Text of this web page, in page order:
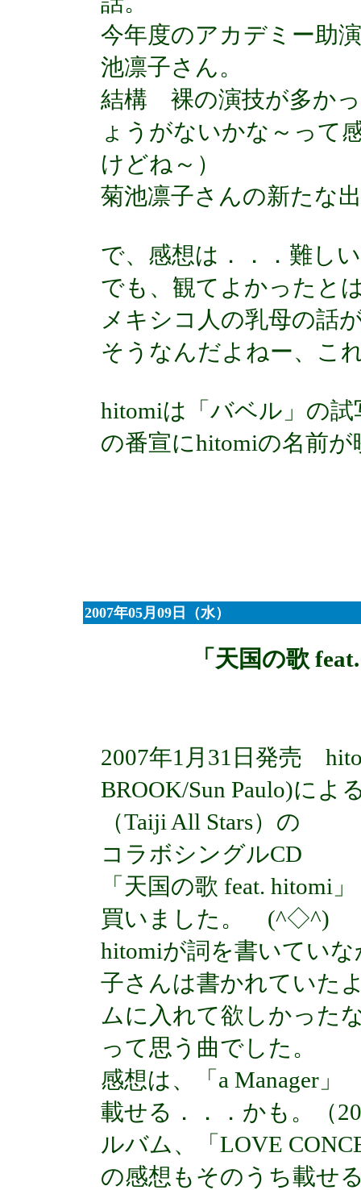
今年度のアカデミー助
池凛子さん。
結構 裸の演技が多か
ょうがないかな～って
けどね～）
菊池凛子さんの新たな
で、感想は．．．難し
でも、観てよかったと
メキシコ人の乳母の話
そうなんだよねー、こ
hitomiは「バベル」の
の番宣にhitomiの名前
2007年05月09日（水）
「天国の歌
2007年1月31日発売
BROOK/Sun Paulo)に
（Taiji All Stars）の
コラボシングルCD
「天国の歌 feat. hitomi」
買いました。 (^◇^)
hitomiが詞を書いてい
子さんは書かれていた
ムに入れて欲しかった
って思う曲でした。
感想は、「a Manager
載せる．．．かも。（
ルバム、「LOVE
の感想もそのうち載せ